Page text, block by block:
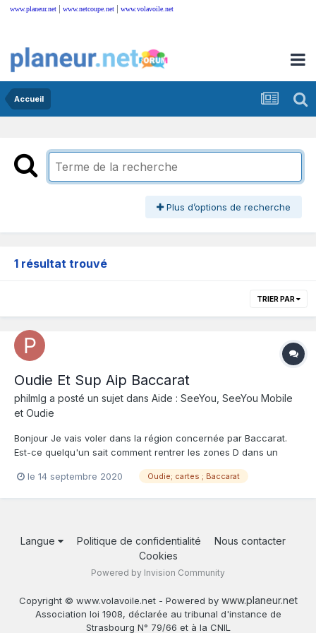
www.planeur.net | www.netcoupe.net | www.volavoile.net
Accueil
Plus d’options de recherche
1 résultat trouvé
TRIER PAR
Oudie Et Sup Aip Baccarat
philmlg a posté un sujet dans Aide : SeeYou, SeeYou Mobile
et Oudie
Bonjour Je vais voler dans la région concernée par Baccarat.
Est-ce quelqu'un sait comment rentrer les zones D dans un
le 14 septembre 2020
Oudie; cartes ; Baccarat
Langue Politique de confidentialité
Nous contacter
Cookies
Powered by Invision Community
Copyright © www.volavoile.net - Powered by www.planeur.net
Association loi 1908, déclarée au tribunal d'instance de
Strasbourg N° 79/66 et à la CNIL